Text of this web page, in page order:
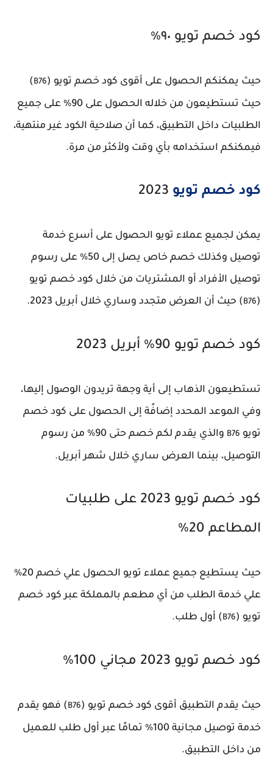
كود خصم تويو ٩٠٪
حيث يمكنكم الحصول على أقوى كود خصم تويو (B76
)
حيث تستطيعون من خلاله الحصول على 90% على جميع
الطلبيات داخل التطبيق، كما أن صلاحية الكود غير منتهية،
فيمكنكم استخدامه بأي وقت ولأكثر من مرة.
كود خصم تويو
يمكن لجميع عملاء تويو الحصول على أسرع خدمة
توصيل وكذلك خصم خاص يصل إلى 50% على رسوم
توصيل الأفراد أو المشتريات من خلال كود خصم تويو
(
B76 ) حيث أن العرض متجدد وساري خلال أبريل 2023.
كود خصم تويو 90% أبريل 2023
تستطيعون الذهاب إلى أية وجهة تريدون الوصول إليها،
وفي الموعد المحدد إضافًة إلى الحصول على كود خصم
تويو B76 والذي يقدم لكم خصم حتى 90% من رسوم
التوصيل، بينما العرض ساري خلال شهر أبريل.
كود خصم تويو 2023 على طلبيات
المطاعم 20%
حيث يستطيع جميع عملاء تويو الحصول علي خصم 20%
علي خدمة الطلب من أي مطعم بالمملكة عبر كود خصم
تويو (B76 ) أول طلب.
كود خصم تويو 2023 مجاني 100%
حيث يقدم التطبيق أقوى كود خصم تويو (B76 ) فهو يقدم
خدمة توصيل مجانية 100% تمامًا عبر أول طلب للعميل
من داخل التطبيق.